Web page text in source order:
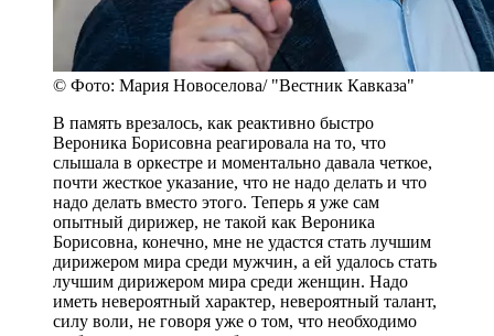
© Фото: Мария Новоселова/ "Вестник Кавказа"
В память врезалось, как реактивно быстро
Вероника Борисовна реагировала на то, что
слышала в оркестре и моментально давала четкое,
почти жесткое указание, что не надо делать и что
надо делать вместо этого. Теперь я уже сам
опытный дирижер, не такой как Вероника
Борисовна, конечно, мне не удастся стать лучшим
дирижером мира среди мужчин, а ей удалось стать
лучшим дирижером мира среди женщин. Надо
иметь невероятный характер, невероятный талант,
силу воли, не говоря уже о том, что необходимо